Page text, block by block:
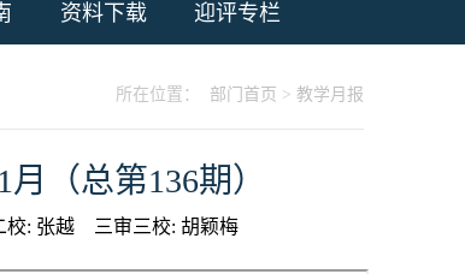
资料下载 迎评专栏
所在位置： 部门首页 > 教学月报
（总第136期）
: 张越 三审三校:胡颖梅